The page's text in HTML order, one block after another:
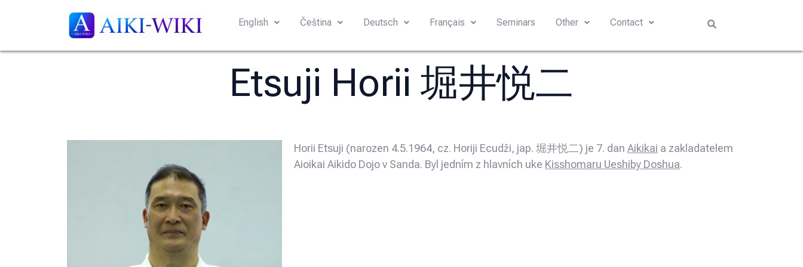
English Čeština Deutsch Français Seminars Other Contact
Etsuji Horii 堀井悦二
Horii Etsuji (narozen 4.5.1964, cz. Horiji Ecudži, jap. 堀井悦二) je 7. dan Aikikai a zakladatelem
Aioikai Aikido Dojo v Sanda. Byl jedním z hlavních uke Kisshomaru Ueshiby Doshua.